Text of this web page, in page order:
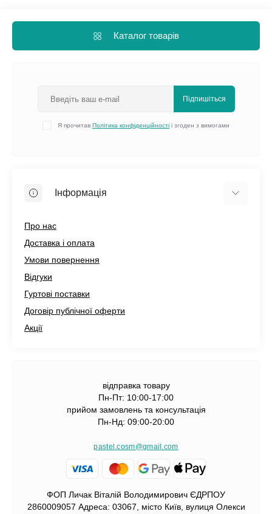
Каталог товарів
Підпишіться
Я прочитав Політика конфіденційності і згоден з вимогами
Інформація
Про нас
Доставка і оплата
Умови повернення
Відгуки
Гуртові поставки
Договір публічної оферти
Акції
відправка товару
Пн-Пт: 10:00-17:00
прийом замовлень та консультація
Пн-Нд: 09:00-20:00
pastel.cosm@gmail.com
ФОП Личак Віталій Володимирович ЄДРПОУ
2860009057 Адреса: 03067, місто Київ, вулиця Олекси